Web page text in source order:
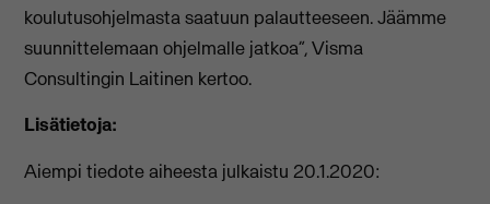
koulutusohjelmasta saatuun palautteeseen. Jäämme
suunnittelemaan ohjelmalle jatkoa”, Visma
Consultingin Laitinen kertoo.
Lisätietoja:
Aiempi tiedote aiheesta julkaistu 20.1.2020: